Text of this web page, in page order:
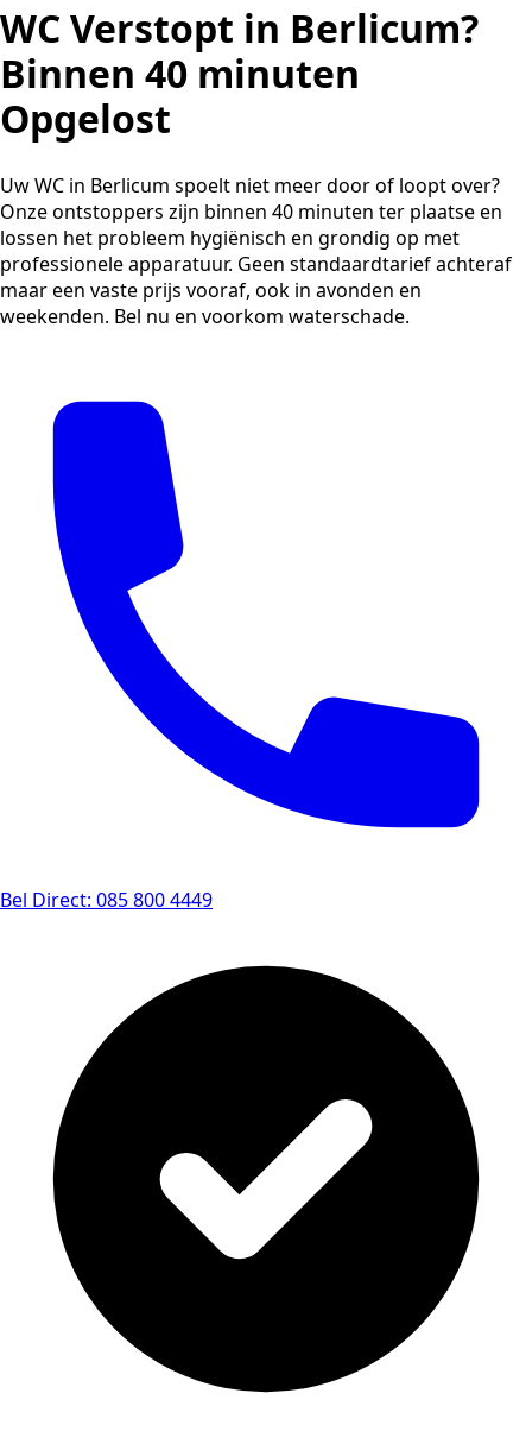
WC Verstopt in Berlicum?
Binnen 40 minuten
Opgelost
Uw WC in Berlicum spoelt niet meer door of loopt over?
Onze ontstoppers zijn binnen 40 minuten ter plaatse en
lossen het probleem hygiënisch en grondig op met
professionele apparatuur. Geen standaardtarief achteraf
maar een vaste prijs vooraf, ook in avonden en
weekenden. Bel nu en voorkom waterschade.
Bel Direct: 085 800 4449